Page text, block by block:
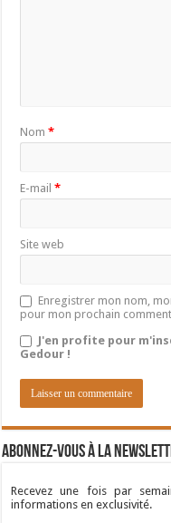
Nom*
E-mail*
Site web
Enregistrer mon nom,
pour mon prochain
J'en profite pour
Gedour !
Abonnez-vous à la
Recevez une fois par
informations en exclusivité.